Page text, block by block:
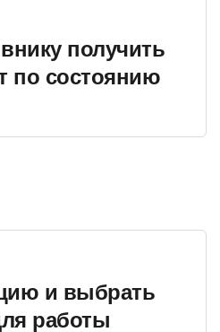
получить
по состоянию
и выбрать
работы